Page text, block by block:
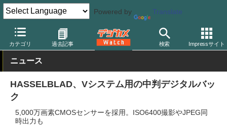
Powered by Translate
カテゴリ 過去記事 検索 Impressサイト
デジカメ Watch カメラ 中判カメラ/デジタルバック ハッセル
ニュース
HASSELBLAD、Vシステム用の中判デジタルバッ
ク
5,000万画素CMOSセンサーを採用。ISO6400撮影やJPEG同
時出力も